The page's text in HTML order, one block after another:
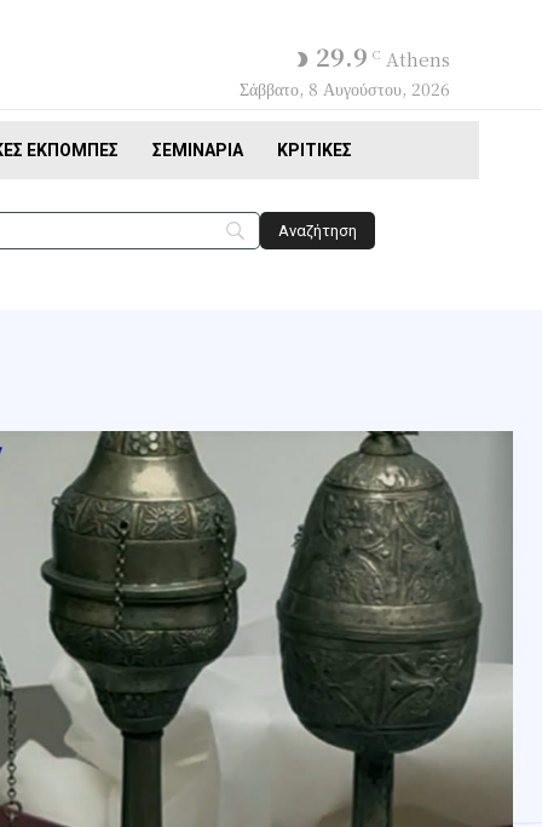
29.9 C Athens
Σάββατο, 8 Αυγούστου, 2026
ΕΚΠΟΜΠΈΣ ΣΕΜΙΝΆΡΙΑ ΚΡΙΤΙΚΈΣ